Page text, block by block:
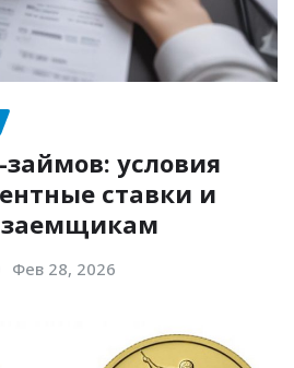
условия
ставки и
заемщикам
Фев 28, 2026